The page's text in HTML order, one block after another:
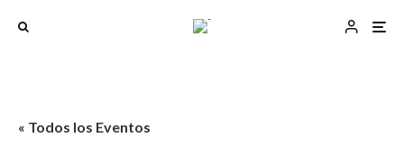
« Todos los Eventos